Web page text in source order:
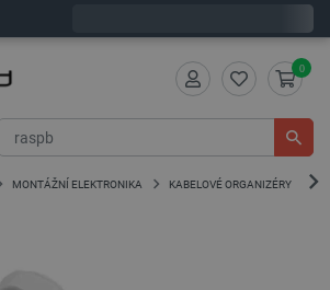
0
MONTÁŽNÍ ELEKTRONIKA KABELOVÉ ORGANIZÉRY